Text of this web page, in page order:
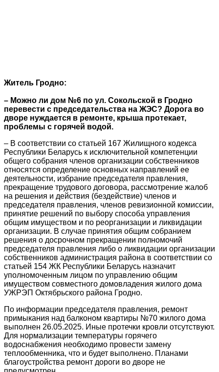
Житель Гродно:
– Можно ли дом №6 по ул. Сокольской в Гродно
перевести с председательства на ЖЭС? Дорога во
дворе нуждается в ремонте, крыша протекает,
проблемы с горячей водой.
– В соответствии со статьей 167 Жилищного кодекса
Республики Беларусь к исключительной компетенции
общего собрания членов организации собственников
относятся определение основных направлений ее
деятельности, избрание председателя правления,
прекращение трудового договора, рассмотрение жалоб
на решения и действия (бездействие) членов и
председателя правления, членов ревизионной комиссии,
принятие решений по выбору способа управления
общим имуществом и по реорганизации и ликвидации
организации. В случае принятия общим собранием
решения о досрочном прекращении полномочий
председателя правления либо о ликвидации организации
собственников администрация района в соответствии со
статьей 154 ЖК Республики Беларусь назначит
уполномоченным лицом по управлению общим
имуществом совместного домовладения жилого дома
УЖРЭП Октябрьского района Гродно.
По информации председателя правления, ремонт
примыкания над балконом квартиры №70 жилого дома
выполнен 26.05.2025. Иные протечки кровли отсутствуют.
Для нормализации температуры горячего
водоснабжения необходимо провести замену
теплообменника, что и будет выполнено. Планами
благоустройства ремонт дороги во дворе не